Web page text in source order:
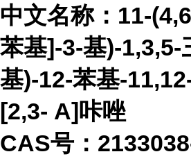
中文名称： 11-
苯基]-3-基)-1,3,5-
基)-12-苯基-
[2,3- A]咔唑
CAS号：